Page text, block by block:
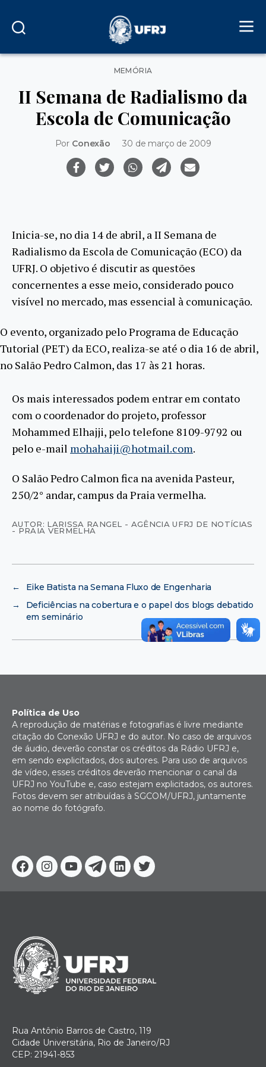
Categorias
MEMÓRIA
II Semana de Radialismo da
Escola de Comunicação
Por Conexão 30 de março de 2009
Inicia-se, no dia 14 de abril, a II Semana de
Radialismo da Escola de Comunicação (ECO) da
UFRJ. O objetivo é discutir as questões
concernentes a esse meio, considerado pouco
visível no mercado, mas essencial à comunicação.
O evento, organizado pelo Programa de Educação
Tutorial (PET) da ECO, realiza-se até o dia 16 de abril,
no Salão Pedro Calmon, das 17 às 21 horas.
Os mais interessados podem entrar em contato
com o coordenador do projeto, professor
Mohammed Elhajji, pelo telefone 8109-9792 ou
pelo e-mail mohahaiji@hotmail.com.
O Salão Pedro Calmon fica na avenida Pasteur,
250/2° andar, campus da Praia vermelha.
AUTOR: LARISSA RANGEL - AGÊNCIA UFRJ DE NOTÍCIAS
- PRAIA VERMELHA
←
Eike Batista na Semana Fluxo de Engenharia
→
Deficiências na cobertura e o papel dos blogs debatido
em seminário
Facebook
Instagram
YoutubeTelegram
Linkedin
Twitter
Política de Uso
A reprodução de matérias e fotografias é livre mediante
citação do Conexão UFRJ e do autor. No caso de arquivos
de áudio, deverão constar os créditos da Rádio UFRJ e,
em sendo explicitados, dos autores. Para uso de arquivos
de vídeo, esses créditos deverão mencionar o canal da
UFRJ no YouTube e, caso estejam explicitados, os autores.
Fotos devem ser atribuídas à SGCOM/UFRJ, juntamente
ao nome do fotógrafo.
Rua Antônio Barros de Castro, 119
Cidade Universitária, Rio de Janeiro/RJ
CEP: 21941-853